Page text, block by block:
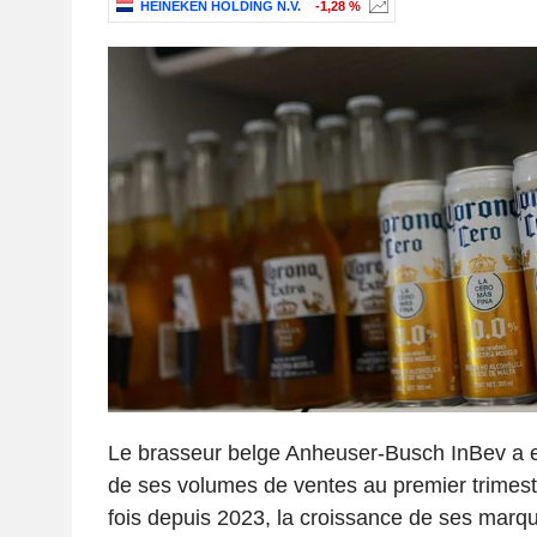
HEINEKEN HOLDING N.V. -1,28 %
Le brasseur belge Anheuser-Busch InBev a
de ses volumes de ventes au premier
fois depuis 2023, la croissance de ses